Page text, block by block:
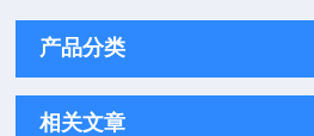
产品分类
相关文章